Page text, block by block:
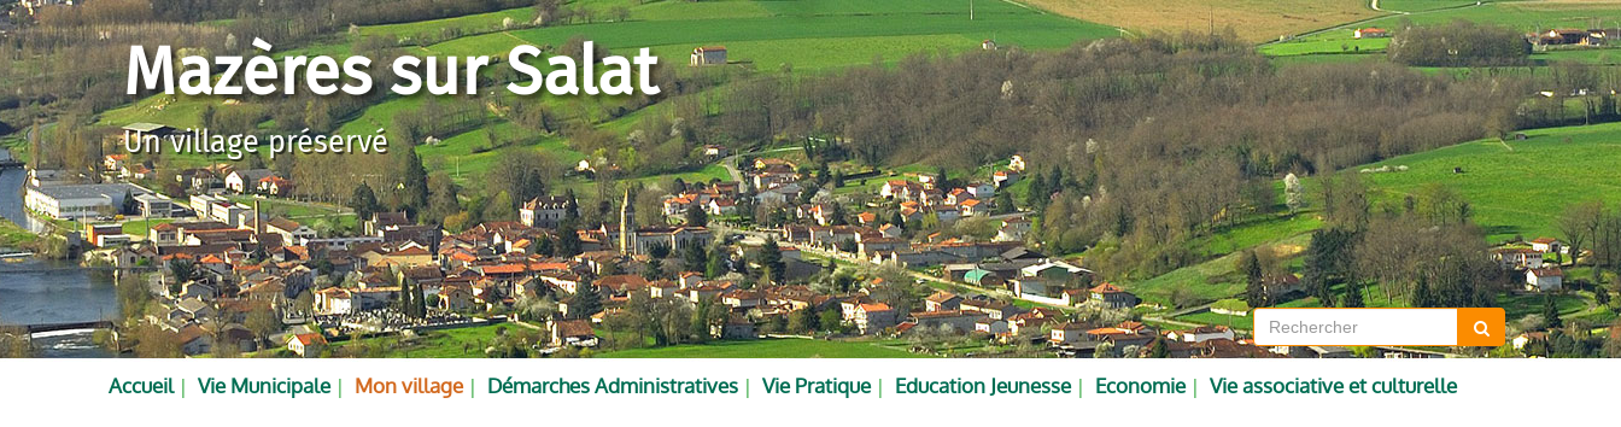
Mazères sur Salat
Un village préservé
Accueil Vie Municipale Mon village Démarches Administratives Vie Pratique Education Jeunesse Economie Vie associative et culturelle